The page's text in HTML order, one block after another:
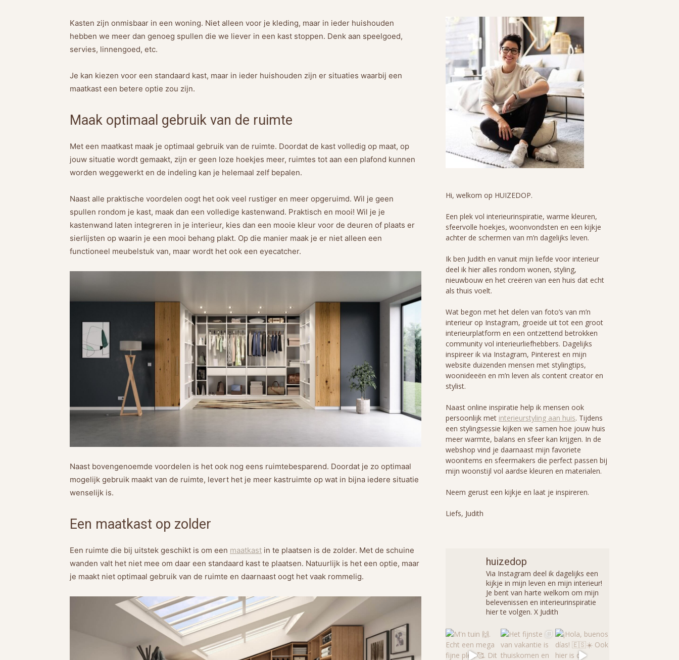
Kasten zijn onmisbaar in een woning. Niet alleen voor je kleding, maar in ieder huishouden
hebben we meer dan genoeg spullen die we liever in een kast stoppen. Denk aan speelgoed,
servies, linnengoed, etc.
Je kan kiezen voor een standaard kast, maar in ieder huishouden zijn er situaties waarbij een
maatkast een betere optie zou zijn.
Maak optimaal gebruik van de ruimte
Met een maatkast maak je optimaal gebruik van de ruimte. Doordat de kast volledig op maat, op
jouw situatie wordt gemaakt, zijn er geen loze hoekjes meer, ruimtes tot aan een plafond kunnen
worden weggewerkt en de indeling kan je helemaal zelf bepalen.
Naast alle praktische voordelen oogt het ook veel rustiger en meer opgeruimd. Wil je geen
spullen rondom je kast, maak dan een volledige kastenwand. Praktisch en mooi! Wil je je
kastenwand laten integreren in je interieur, kies dan een mooie kleur voor de deuren of plaats er
sierlijsten op waarin je een mooi behang plakt. Op die manier maak je er niet alleen een
functioneel meubelstuk van, maar wordt het ook een eyecatcher.
Naast bovengenoemde voordelen is het ook nog eens ruimtebesparend. Doordat je zo optimaal
mogelijk gebruik maakt van de ruimte, levert het je meer kastruimte op wat in bijna iedere situatie
wenselijk is.
Een maatkast op zolder
Een ruimte die bij uitstek geschikt is om een maatkast in te plaatsen is de zolder. Met de schuine
wanden valt het niet mee om daar een standaard kast te plaatsen. Natuurlijk is het een optie, maar
je maakt niet optimaal gebruik van de ruimte en daarnaast oogt het vaak rommelig.
Hi, welkom op HUIZEDOP.
Een plek vol interieurinspiratie, warme kleuren,
sfeervolle hoekjes, woonvondsten en een kijkje
achter de schermen van m’n dagelijks leven.
Ik ben Judith en vanuit mijn liefde voor interieur
deel ik hier alles rondom wonen, styling,
nieuwbouw en het creëren van een huis dat echt
als thuis voelt.
Wat begon met het delen van foto’s van m’n
interieur op Instagram, groeide uit tot een groot
interieurplatform en een ontzettend betrokken
community vol interieurliefhebbers. Dagelijks
inspireer ik via Instagram, Pinterest en mijn
website duizenden mensen met stylingtips,
woonideeën en m’n leven als content creator en
stylist.
Naast online inspiratie help ik mensen ook
persoonlijk met interieurstyling aan huis. Tijdens
een stylingsessie kijken we samen hoe jouw huis
meer warmte, balans en sfeer kan krijgen. In de
webshop vind je daarnaast mijn favoriete
woonitems en sfeermakers die perfect passen bij
mijn woonstijl vol aardse kleuren en materialen.
Neem gerust een kijkje en laat je inspireren.
Liefs, Judith
huizedop
Via Instagram deel ik dagelijks een
kijkje in mijn leven en mijn interieur!
Je bent van harte welkom om mijn
belevenissen en interieurinspiratie
hier te volgen. X Judith